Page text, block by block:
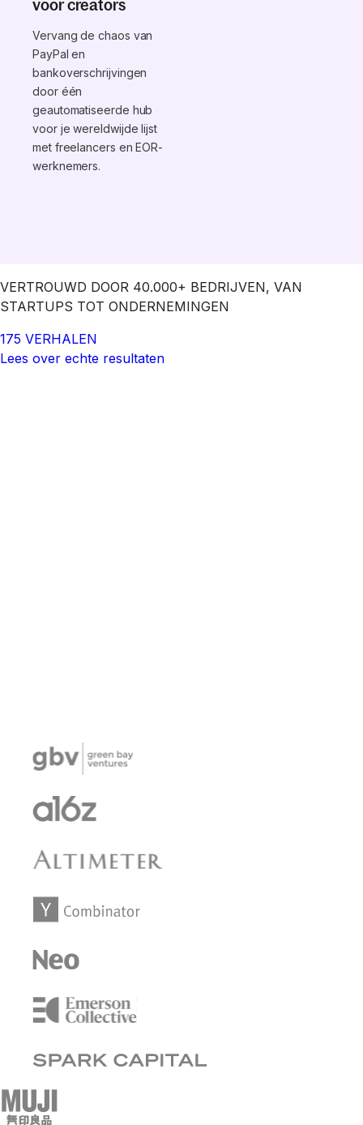
voor creators
Vervang de chaos van
PayPal en
bankoverschrijvingen
door één
geautomatiseerde hub
voor je wereldwijde lijst
met freelancers en EOR-
werknemers.
VERTROUWD DOOR 40.000+ BEDRIJVEN, VAN
STARTUPS TOT ONDERNEMINGEN
175 VERHALEN
Lees over echte resultaten